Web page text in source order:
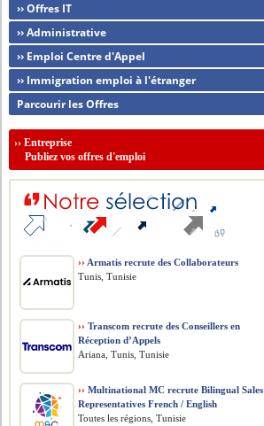
›› Offres IT
›› Administrative
›› Emploi Centre d'Appel
›› Immigration emploi à l'étranger
Parcourir les Offres
››Entreprise
Publiez vos offres d'emploi
›› Armatis recrute des Collaborateurs
Tunis, Tunisie
›› Transcom recrute des Conseillers en
Réception d’Appels
Ariana, Tunis, Tunisie
›› Multinational MC recrute Bilingual Sales
Representatives French / English
Toutes les régions, Tunisie